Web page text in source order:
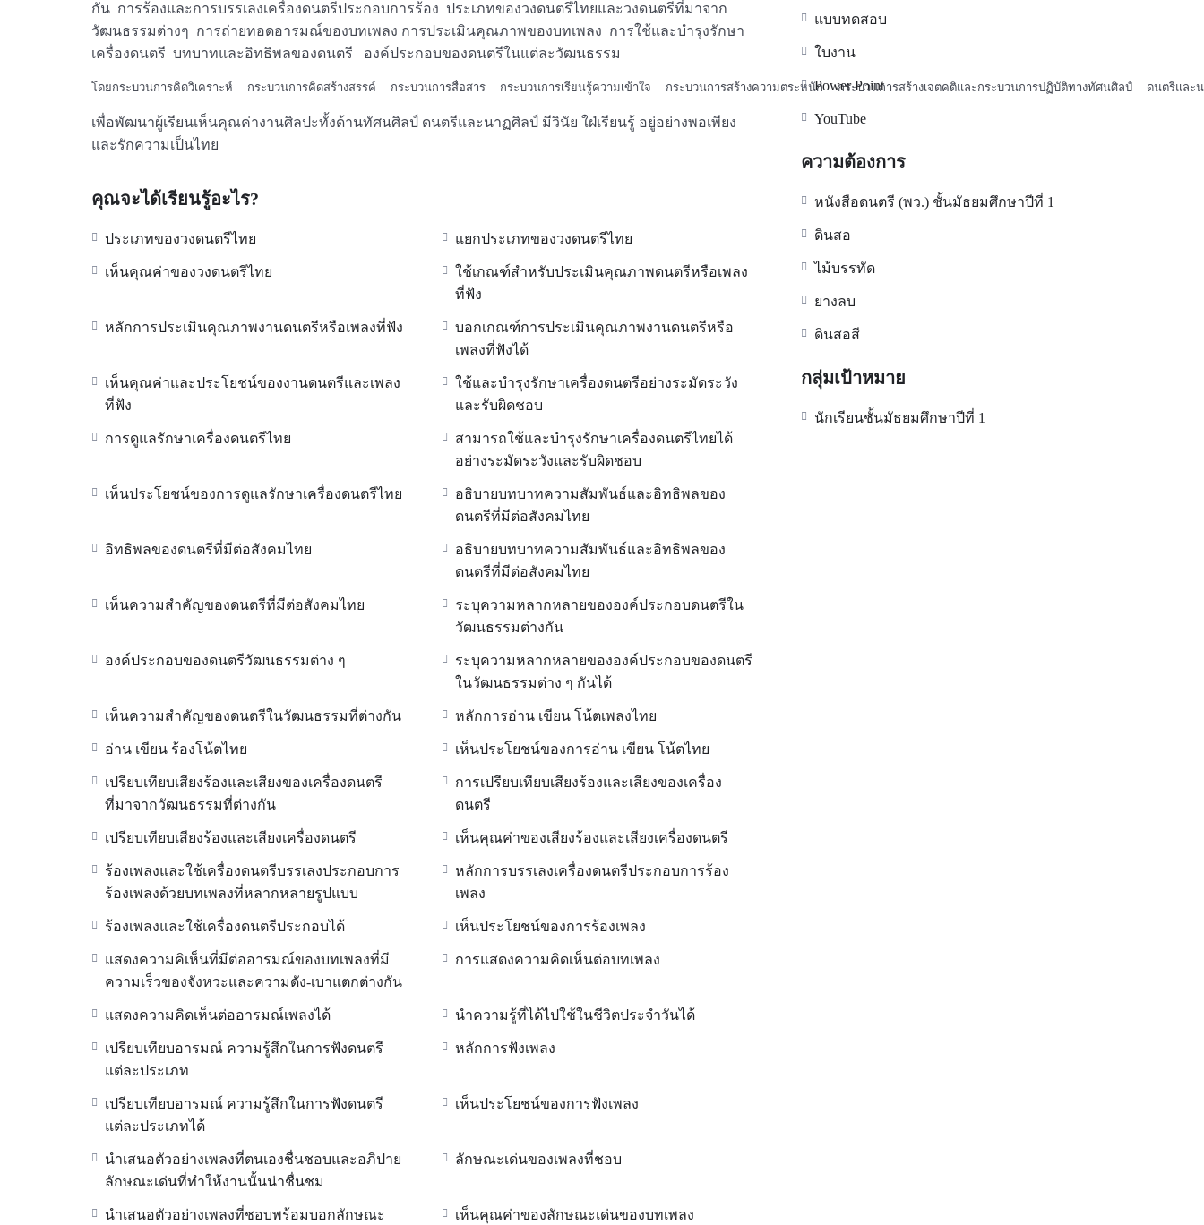
กัน การร้องและการบรรเลงเครื่องดนตรีประกอบการร้อง ประเภทของวงดนตรีไทยและวงดนตรีที่มาจาก
วัฒนธรรมต่างๆ การถ่ายทอดอารมณ์ของบทเพลง การประเมินคุณภาพของบทเพลง การใช้และบำรุงรักษา
เครื่องดนตรี บทบาทและอิทธิพลของดนตรี องค์ประกอบของดนตรีในแต่ละวัฒนธรรม
โดยกระบวนการคิดวิเคราะห์  กระบวนการคิดสร้างสรรค์  กระบวนการสื่อสาร  กระบวนการเรียนรู้ความเข้าใจ  กระบวนการสร้างความตระหนัก  กระบวนการสร้างเจตคติและกระบวนการปฏิบัติทางทัศนศิลป์  ดนตรีและ
เพื่อพัฒนาผู้เรียนเห็นคุณค่างานศิลปะทั้งด้านทัศนศิลป์ ดนตรีและนาฏศิลป์ มีวินัย ใฝ่เรียนรู้ อยู่อย่างพอเพียง
และรักความเป็นไทย
คุณจะได้เรียนรู้อะไร?
ประเภทของวงดนตรีไทย แยกประเภทของวงดนตรีไทย
เห็นคุณค่าของวงดนตรีไทย
ใช้เกณฑ์สำหรับประเมินคุณภาพดนตรีหรือเพลง
ที่ฟัง
หลักการประเมินคุณภาพงานดนตรีหรือเพลงที่ฟัง
บอกเกณฑ์การประเมินคุณภาพงานดนตรีหรือ
เพลงที่ฟังได้
เห็นคุณค่าและประโยชน์ของงานดนตรีและเพลง
ที่ฟัง
ใช้และบำรุงรักษาเครื่องดนตรีอย่างระมัดระวัง
และรับผิดชอบ
การดูแลรักษาเครื่องดนตรีไทย
สามารถใช้และบำรุงรักษาเครื่องดนตรีไทยได้
อย่างระมัดระวังและรับผิดชอบ
เห็นประโยชน์ของการดูแลรักษาเครื่องดนตรีไทย
อธิบายบทบาทความสัมพันธ์และอิทธิพลของ
ดนตรีที่มีต่อสังคมไทย
อิทธิพลของดนตรีที่มีต่อสังคมไทย
อธิบายบทบาทความสัมพันธ์และอิทธิพลของ
ดนตรีที่มีต่อสังคมไทย
เห็นความสำคัญของดนตรีที่มีต่อสังคมไทย
ระบุความหลากหลายขององค์ประกอบดนตรีใน
วัฒนธรรมต่างกัน
องค์ประกอบของดนตรีวัฒนธรรมต่าง ๆ
ระบุความหลากหลายขององค์ประกอบของดนตรี
ในวัฒนธรรมต่าง ๆ กันได้
เห็นความสำคัญของดนตรีในวัฒนธรรมที่ต่างกัน หลักการอ่าน เขียน โน้ตเพลงไทย
อ่าน เขียน ร้องโน้ตไทย เห็นประโยชน์ของการอ่าน เขียน โน้ตไทย
เปรียบเทียบเสียงร้องและเสียงของเครื่องดนตรี
ที่มาจากวัฒนธรรมที่ต่างกัน
การเปรียบเทียบเสียงร้องและเสียงของเครื่อง
ดนตรี
เปรียบเทียบเสียงร้องและเสียงเครื่องดนตรี เห็นคุณค่าของเสียงร้องและเสียงเครื่องดนตรี
ร้องเพลงและใช้เครื่องดนตรีบรรเลงประกอบการ
ร้องเพลงด้วยบทเพลงที่หลากหลายรูปแบบ
หลักการบรรเลงเครื่องดนตรีประกอบการร้อง
เพลง
ร้องเพลงและใช้เครื่องดนตรีประกอบได้ เห็นประโยชน์ของการร้องเพลง
แสดงความคิเห็นที่มีต่ออารมณ์ของบทเพลงที่มี
ความเร็วของจังหวะและความดัง-เบาแตกต่างกัน
การแสดงความคิดเห็นต่อบทเพลง
แสดงความคิดเห็นต่ออารมณ์เพลงได้ นำความรู้ที่ได้ไปใช้ในชีวิตประจำวันได้
เปรียบเทียบอารมณ์ ความรู้สึกในการฟังดนตรี
แต่ละประเภท
หลักการฟังเพลง
เปรียบเทียบอารมณ์ ความรู้สึกในการฟังดนตรี
แต่ละประเภทได้
เห็นประโยชน์ของการฟังเพลง
นำเสนอตัวอย่างเพลงที่ตนเองชื่นชอบและอภิปาย
ลักษณะเด่นที่ทำให้งานนั้นน่าชื่นชม
ลักษณะเด่นของเพลงที่ชอบ
นำเสนอตัวอย่างเพลงที่ชอบพร้อมบอกลักษณะ
เห็นคุณค่าของลักษณะเด่นของบทเพลง
แบบทดสอบ
ใบงาน
Power Point
YouTube
ความต้องการ
หนังสือดนตรี (พว.) ชั้นมัธยมศึกษาปีที่ 1
ดินสอ
ไม้บรรทัด
ยางลบ
ดินสอสี
กลุ่มเป้าหมาย
นักเรียนชั้นมัธยมศึกษาปีที่ 1